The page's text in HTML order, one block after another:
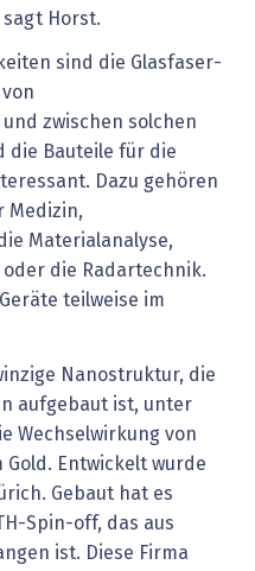
Horst.
sind die Glasfaser-
zwischen solchen
die Bauteile für die
Dazu gehören
Medizin,
Materialanalyse,
die Radartechnik.
teilweise im
Nanostruktur, die
aufgebaut ist, unter
Wechselwirkung von
Entwickelt wurde
Gebaut hat es
Spin-off, das aus
ist. Diese Firma